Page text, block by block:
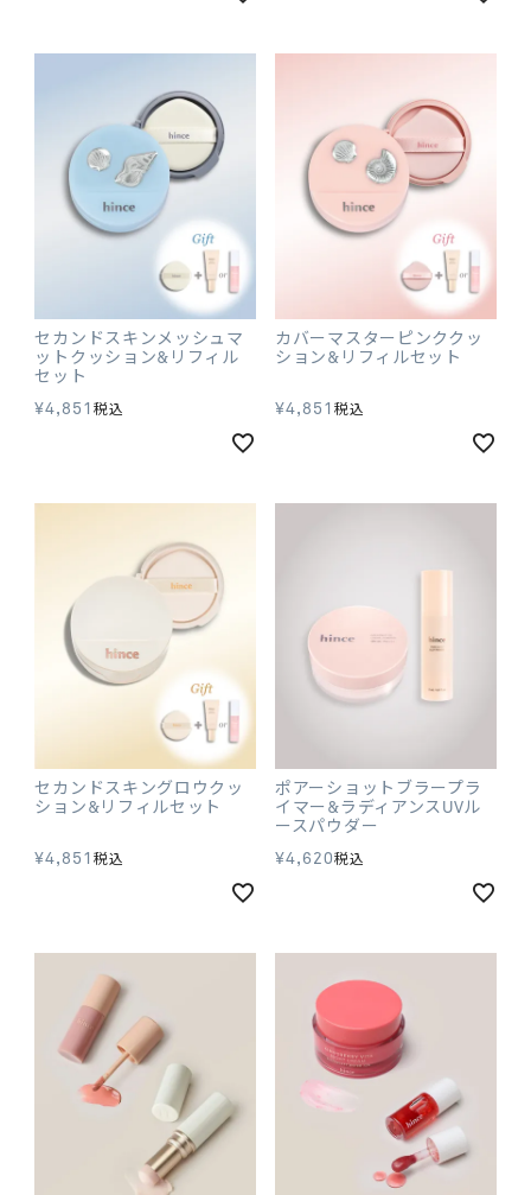
セカンドスキンメッシュマ
ットクッション&リフィル
セット
¥4,851税込
カバーマスターピンククッ
ション&リフィルセット
¥4,851 税込
セカンドスキングロウクッ
ション&リフィルセット
¥4,851税込
ポアーショットブラープラ
イマー&ラディアンスUVル
ースパウダー
¥4,620税込